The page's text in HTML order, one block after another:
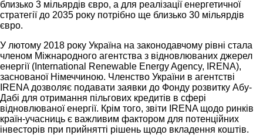
близько 3 мільярдів євро, а для реалізації енергетичної
стратегії до 2035 року потрібно ще близько 30 мільярдів
євро.
У лютому 2018 року Україна на законодавчому рівні стала
членом Міжнародного агентства з відновлюваних джерел
енергії (International Renewable Energy Agency, IRENA),
заснованої Німеччиною. Членство України в агентстві
IRENA дозволяє подавати заявки до Фонду розвитку Абу-
Дабі для отримання пільгових кредитів в сфері
відновлюваної енергії. Крім того, звіти IRENA щодо ринків
країн-учасниць є важливим фактором для потенційних
інвесторів при прийнятті рішень щодо вкладення коштів.